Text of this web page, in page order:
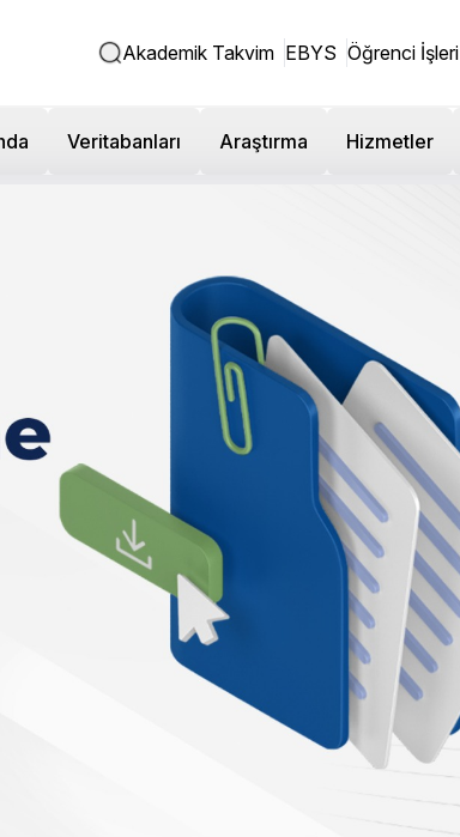
Akademik Takvim EBYS Öğrenci İşleri
Veritabanları Araştırma Hizmetler